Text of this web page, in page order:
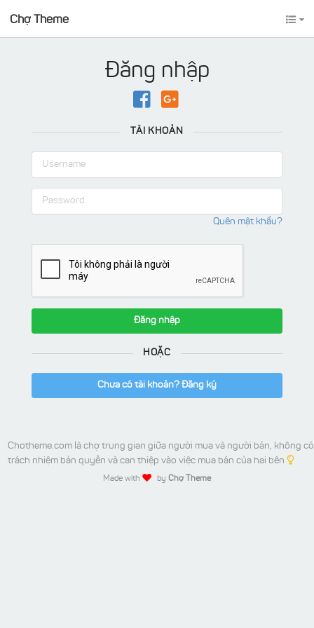
Chợ Theme
Đăng nhập
TÀI KHOẢN
Quên mật khẩu?
Đăng nhập
HOẶC
Chưa có tài khoản? Đăng ký
Chotheme.com là chợ trung gian giữa người mua và người bán, không có
trách nhiệm bản quyền và can thiệp vào việc mua bán của hai bên
Made with by Chợ Theme